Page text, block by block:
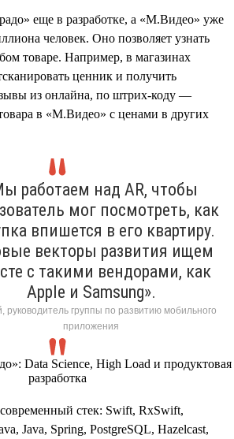
еще в разработке, а «М.Видео» уже
человек. Оно позволяет узнать
товаре. Например, в магазинах
ценник и получить
из онлайна, по штрих-коду —
в «М.Видео» с ценами в других
работаем над AR, чтобы
мог посмотреть, как
впишется в его квартиру.
векторы развития ищем
с такими вендорами, как
Apple и Samsung».
руководитель группы по развитию мобильного
приложения
стек: Swift, RxSwift,
Java, Spring, PostgreSQL, Hazelcast,